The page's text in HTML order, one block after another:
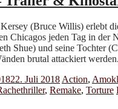
(Bruce Willis) erlebt
Chicagos jeden Tag in der
Shue) und seine Tochter
brutal attackiert
22. Juli 2018 Action,
, Remake, Torture